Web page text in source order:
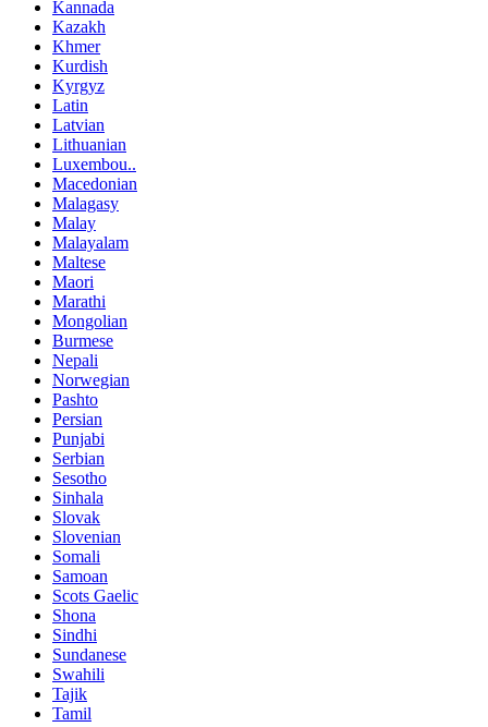
Kannada
Kazakh
Khmer
Kurdish
Kyrgyz
Latin
Latvian
Lithuanian
Luxembou..
Macedonian
Malagasy
Malay
Malayalam
Maltese
Maori
Marathi
Mongolian
Burmese
Nepali
Norwegian
Pashto
Persian
Punjabi
Serbian
Sesotho
Sinhala
Slovak
Slovenian
Somali
Samoan
Scots Gaelic
Shona
Sindhi
Sundanese
Swahili
Tajik
Tamil